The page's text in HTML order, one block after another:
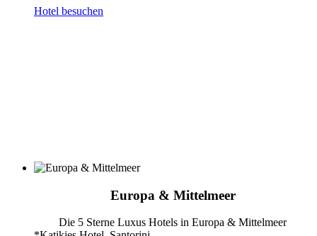
Hotel besuchen
Europa & Mittelmeer
Die 5 Sterne Luxus Hotels in Europa & Mittelmeer